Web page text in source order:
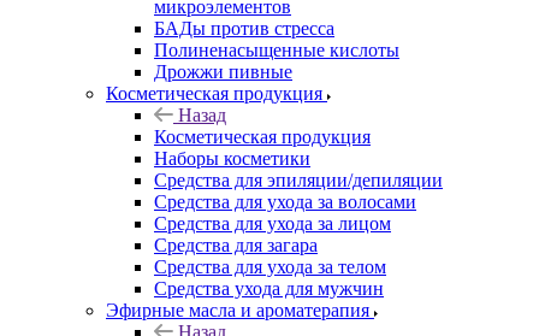
микроэлементов
БАДы против стресса
Полиненасыщенные кислоты
Дрожжи пивные
Косметическая продукция
Назад
Косметическая продукция
Наборы косметики
Средства для эпиляции/депиляции
Средства для ухода за волосами
Средства для ухода за лицом
Средства для загара
Средства для ухода за телом
Средства ухода для мужчин
Эфирные масла и ароматерапия
Назад